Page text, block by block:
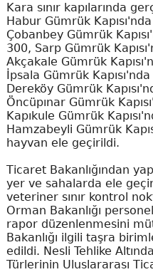
Kara sınır kapılarında
Habur Gümrük
Çobanbey Gümrük
300, Sarp Gümrük
Akçakale Gümrük
İpsala Gümrük
Dereköy Gümrük
Öncüpınar Gümrük
Kapıkule Gümrük
Hamzabeyli Gümrük
hayvan ele geçirildi.
Ticaret Bakanlığından
yer ve sahalarda ele
veteriner sınır kontrol
Orman Bakanlığı
rapor düzenlenmesini
Bakanlığı ilgili taşra
edildi. Nesli Tehlike
Türlerinin Uluslararası